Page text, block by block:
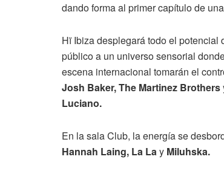
dando forma al primer capítulo de
Hï Ibiza desplegará todo el potencial
público a un universo sensorial
escena internacional tomarán el
Josh Baker, The Martinez Brothers
Luciano.
En la sala Club, la energía se
Hannah Laing, La Lay Miluhska.